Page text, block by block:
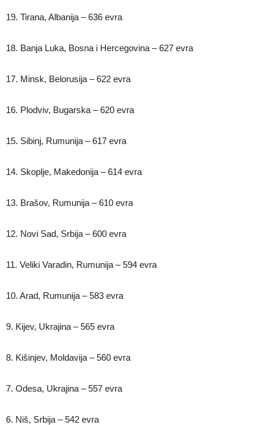
19. Tirana, Albanija – 636 evra
18. Banja Luka, Bosna i Hercegovina – 627 evra
17. Minsk, Belorusija – 622 evra
16. Plodviv, Bugarska – 620 evra
15. Sibinj, Rumunija – 617 evra
14. Skoplje, Makedonija – 614 evra
13. Brašov, Rumunija – 610 evra
12. Novi Sad, Srbija – 600 evra
11. Veliki Varadin, Rumunija – 594 evra
10. Arad, Rumunija – 583 evra
9. Kijev, Ukrajina – 565 evra
8. Kišinjev, Moldavija – 560 evra
7. Odesa, Ukrajina – 557 evra
6. Niš, Srbija – 542 evra